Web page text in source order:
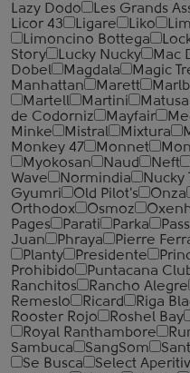
Lazy Dodo
Les Grands
Licor 43
Ligare Liko
Limoncino Bottega
Story
Lucky Nucky Mac
Dobel
Magdala Magic
Manhattan
Marett
Martell
Martini
de Codorniz
Mayfair
Minke
Mistral Mixtura
Monkey 47
Monnet
Myokosan
Naud Neft
Wave
Normindia Nucky
Gyumri
Old Pilot's Onza
Orthodox
Osmoz
Pages
Parati Parka
Juan
Phraya Pierre
Planty
Presidente
Prohibido
Puntacana
Ranchitos
Rancho Alegre
Remeslo
Ricard Riga
Rooster Rojo
Roshel Bay
Royal Ranthambore
Sambuca
SangSom
Se Busca
Select